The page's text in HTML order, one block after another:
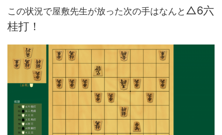
この状況で屋敷先生が放った次の手はなんと △6六
桂打！